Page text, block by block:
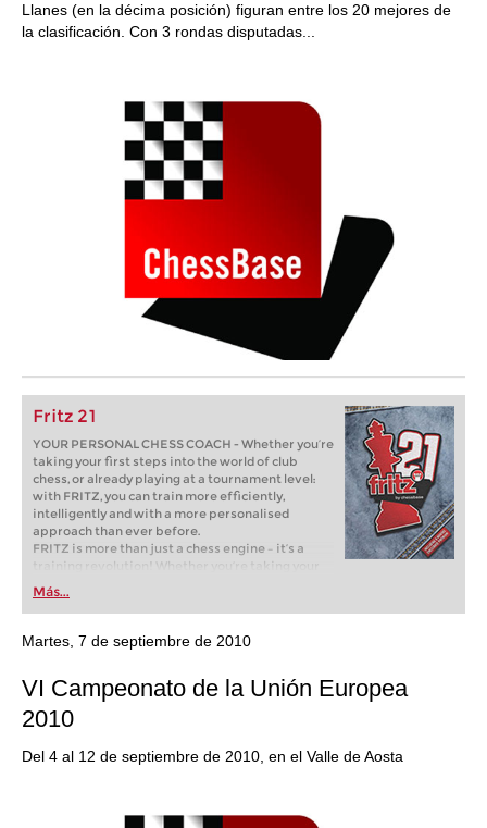
Llanes (en la décima posición) figuran entre los 20 mejores de
la clasificación. Con 3 rondas disputadas...
Fritz 21
YOUR PERSONAL CHESS COACH - Whether you’re
taking your first steps into the world of club
chess, or already playing at a tournament level:
with FRITZ, you can train more efficiently,
intelligently and with a more personalised
approach than ever before.
FRITZ is more than just a chess engine – it’s a
training revolution! Whether you’re taking your
first steps into the world of club chess, or already
playing at a tournament level: with FRITZ, you can
train more efficiently, intelligently and with a
more personalised approach than ever before.
Más...
Martes, 7 de septiembre de 2010
VI Campeonato de la Unión Europea
2010
Del 4 al 12 de septiembre de 2010, en el Valle de Aosta